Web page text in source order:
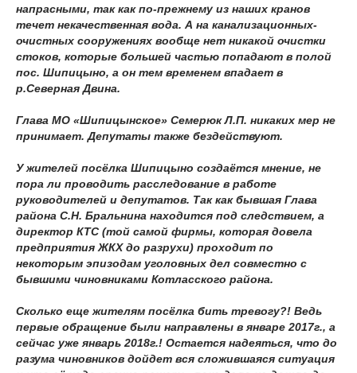
напрасными, так как по-прежнему из наших кранов
течет некачественная вода. А на канализационных-
очистных сооружениях вообще нет никакой очистки
стоков, которые большей частью попадают в полой
пос. Шипицыно, а он тем временем впадает в
р.Северная Двина.
Глава МО «Шипицынское» Семерюк Л.П. никаких мер не
принимает. Депутаты также бездействуют.
У жителей посёлка Шипицыно создаётся мнение, не
пора ли проводить расследование в работе
руководителей и депутатов. Так как бывшая Глава
района С.Н. Бральнина находится под следствием, а
директор КТС (той самой фирмы, которая довела
предприятия ЖКХ до разрухи) проходит по
некоторым эпизодам уголовных дел совместно с
бывшими чиновниками Котласского района.
Сколько еще жителям посёлка бить тревогу?! Ведь
первые обращение были направлены в январе 2017г., а
сейчас уже январь 2018г.! Остается надеяться, что до
разума чиновников дойдет вся сложившаяся ситуация